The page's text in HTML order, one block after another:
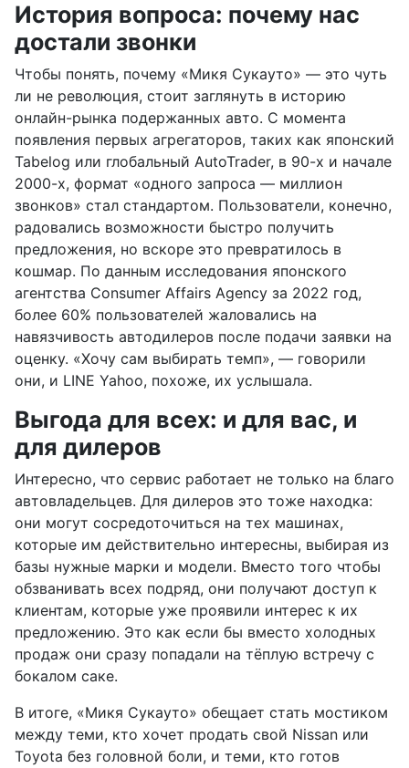
История вопроса: почему нас
достали звонки
Чтобы понять, почему «Микя Сукауто» — это чуть
ли не революция, стоит заглянуть в историю
онлайн-рынка подержанных авто. С момента
появления первых агрегаторов, таких как японский
Tabelog или глобальный AutoTrader, в 90-х и начале
2000-х, формат «одного запроса — миллион
звонков» стал стандартом. Пользователи, конечно,
радовались возможности быстро получить
предложения, но вскоре это превратилось в
кошмар. По данным исследования японского
агентства Consumer Affairs Agency за 2022 год,
более 60% пользователей жаловались на
навязчивость автодилеров после подачи заявки на
оценку. «Хочу сам выбирать темп», — говорили
они, и LINE Yahoo, похоже, их услышала.
Выгода для всех: и для вас, и
для дилеров
Интересно, что сервис работает не только на благо
автовладельцев. Для дилеров это тоже находка:
они могут сосредоточиться на тех машинах,
которые им действительно интересны, выбирая из
базы нужные марки и модели. Вместо того чтобы
обзванивать всех подряд, они получают доступ к
клиентам, которые уже проявили интерес к их
предложению. Это как если бы вместо холодных
продаж они сразу попадали на тёплую встречу с
бокалом саке.
В итоге, «Микя Сукауто» обещает стать мостиком
между теми, кто хочет продать свой Nissan или
Toyota без головной боли, и теми, кто готов